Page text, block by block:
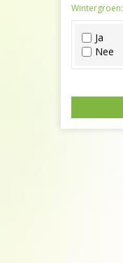
Roze
Wit
Zwart
Wintergroen:
Ja
Nee